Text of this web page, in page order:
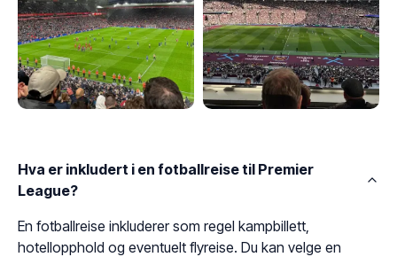
Hva er inkludert i en fotballreise til Premier
League?
En fotballreise inkluderer som regel kampbillett,
hotellopphold og eventuelt flyreise. Du kan velge en